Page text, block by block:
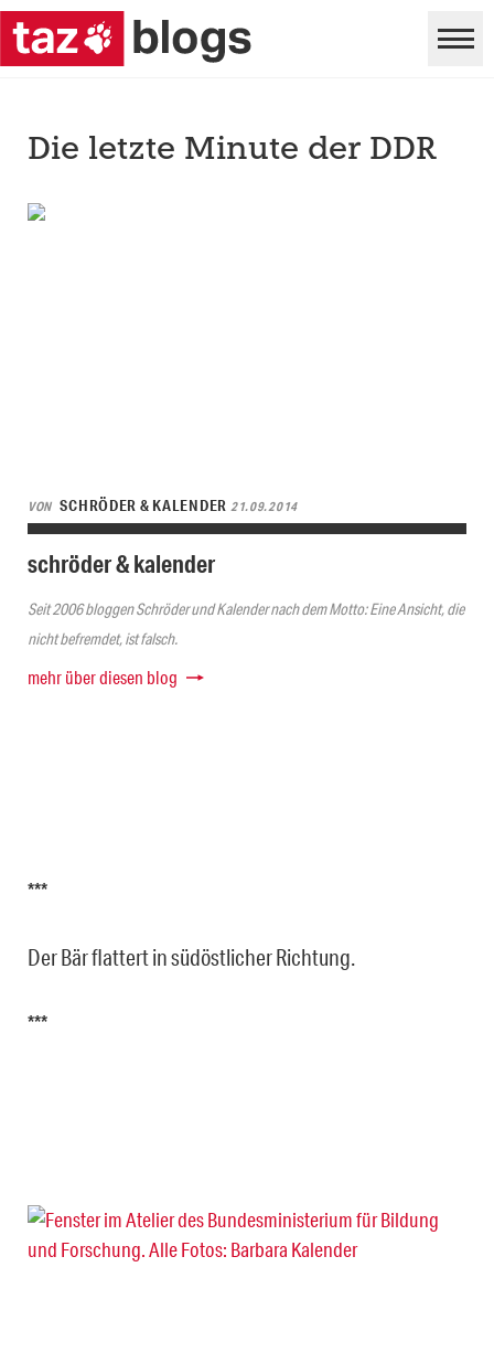
Die letzte Minute der DDR
VON SCHRÖDER & KALENDER 21.09.2014
schröder & kalender
Seit 2006 bloggen Schröder und Kalender nach dem Motto: Eine Ansicht, die
nicht befremdet, ist falsch.
mehr über diesen blog
***
Der Bär flattert in südöstlicher Richtung.
***